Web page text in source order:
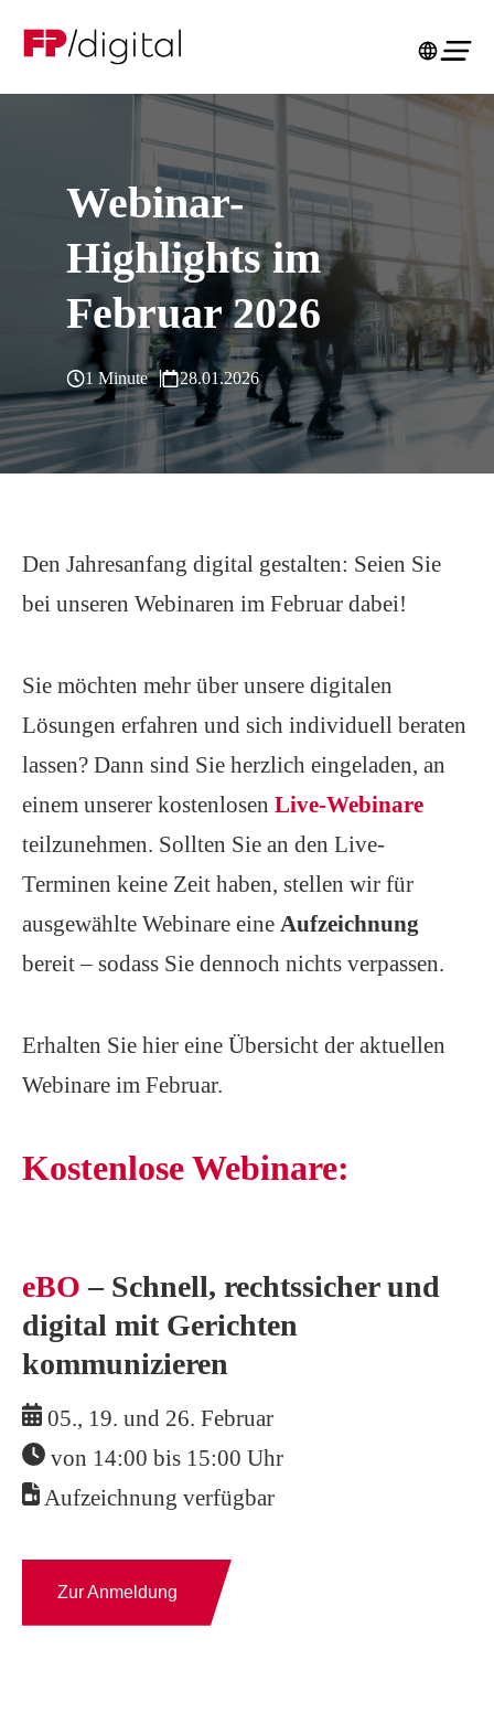
Webinar-
Highlights im
Februar 2026
1 Minute 28.01.2026
Den Jahresanfang digital gestalten: Seien Sie
bei unseren Webinaren im Februar dabei!
Sie möchten mehr über unsere digitalen
Lösungen erfahren und sich individuell beraten
lassen? Dann sind Sie herzlich eingeladen, an
einem unserer kostenlosen Live-Webinare
teilzunehmen. Sollten Sie an den Live-
Terminen keine Zeit haben, stellen wir für
ausgewählte Webinare eine Aufzeichnung
bereit – sodass Sie dennoch nichts verpassen.
Erhalten Sie hier eine Übersicht der aktuellen
Webinare im Februar.
Kostenlose Webinare:
eBO – Schnell, rechtssicher und
digital mit Gerichten
kommunizieren
05., 19. und 26. Februar
von 14:00 bis 15:00 Uhr
Aufzeichnung verfügbar
Zur Anmeldung